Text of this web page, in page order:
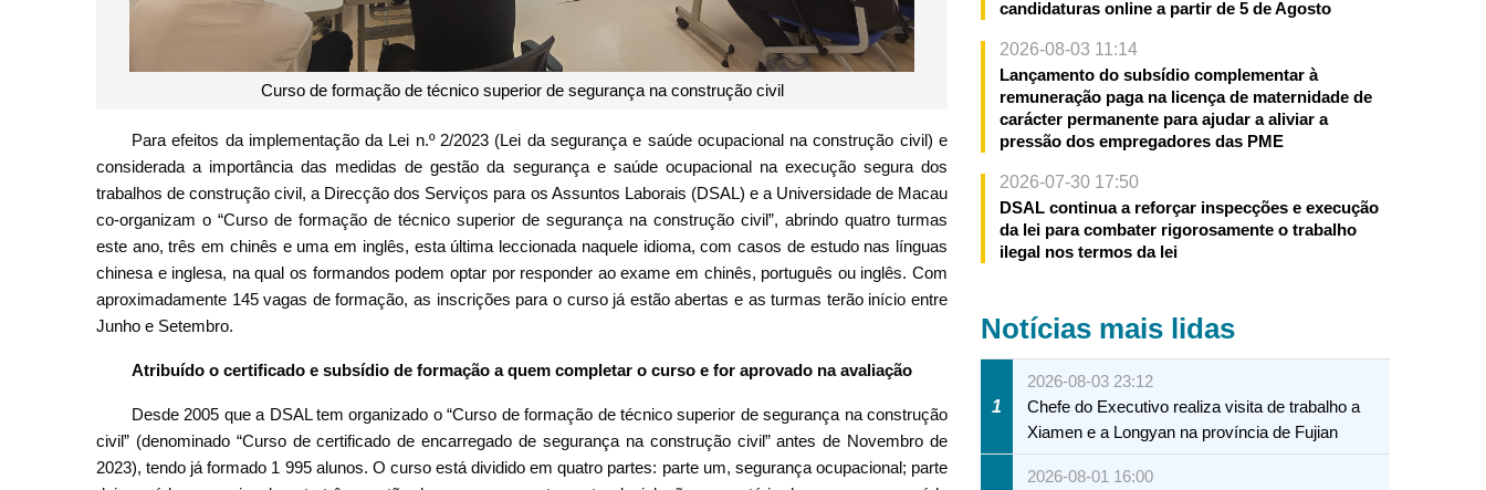
Curso de formação de técnico superior de segurança na construção civil
Para efeitos da implementação da Lei n.º 2/2023 (Lei da segurança e saúde ocupacional na construção civil) e
considerada a importância das medidas de gestão da segurança e saúde ocupacional na execução segura dos
trabalhos de construção civil, a Direcção dos Serviços para os Assuntos Laborais (DSAL) e a Universidade de Macau
co-organizam o “Curso de formação de técnico superior de segurança na construção civil”, abrindo quatro turmas
este ano, três em chinês e uma em inglês, esta última leccionada naquele idioma, com casos de estudo nas línguas
chinesa e inglesa, na qual os formandos podem optar por responder ao exame em chinês, português ou inglês. Com
aproximadamente 145 vagas de formação, as inscrições para o curso já estão abertas e as turmas terão início entre
Junho e Setembro.
Atribuído o certificado e subsídio de formação a quem completar o curso e for aprovado na avaliação
Desde 2005 que a DSAL tem organizado o “Curso de formação de técnico superior de segurança na construção
civil” (denominado “Curso de certificado de encarregado de segurança na construção civil” antes de Novembro de
2023), tendo já formado 1 995 alunos. O curso está dividido em quatro partes: parte um, segurança ocupacional; parte
candidaturas online a partir de 5 de Agosto
2026-08-03 11:14
Lançamento do subsídio complementar à
remuneração paga na licença de maternidade de
carácter permanente para ajudar a aliviar a
pressão dos empregadores das PME
2026-07-30 17:50
DSAL continua a reforçar inspecções e execução
da lei para combater rigorosamente o trabalho
ilegal nos termos da lei
Notícias mais lidas
1
2026-08-03 23:12
Chefe do Executivo realiza visita de trabalho a
Xiamen e a Longyan na província de Fujian
2026-08-01 16:00